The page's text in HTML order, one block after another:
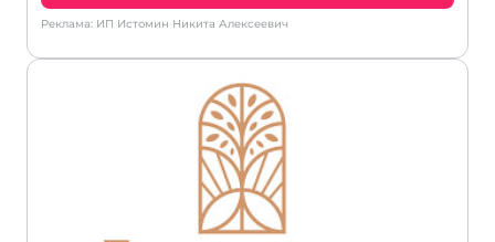
Реклама: ИП Истомин Никита Алексеевич